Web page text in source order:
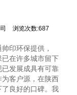
浏览次数:687
印环保提供，
在许多城市留下
发展成具有可靠
客户源，在陕西
良好的口碑。我